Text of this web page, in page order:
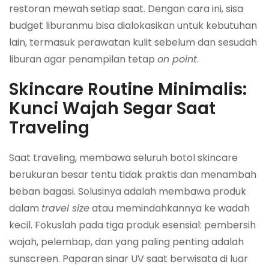
restoran mewah setiap saat. Dengan cara ini, sisa
budget liburanmu bisa dialokasikan untuk kebutuhan
lain, termasuk perawatan kulit sebelum dan sesudah
liburan agar penampilan tetap on point.
Skincare Routine Minimalis:
Kunci Wajah Segar Saat
Traveling
Saat traveling, membawa seluruh botol skincare
berukuran besar tentu tidak praktis dan menambah
beban bagasi. Solusinya adalah membawa produk
dalam travel sizeatau memindahkannya ke wadah
kecil. Fokuslah pada tiga produk esensial: pembersih
wajah, pelembap, dan yang paling penting adalah
sunscreen. Paparan sinar UV saat berwisata di luar